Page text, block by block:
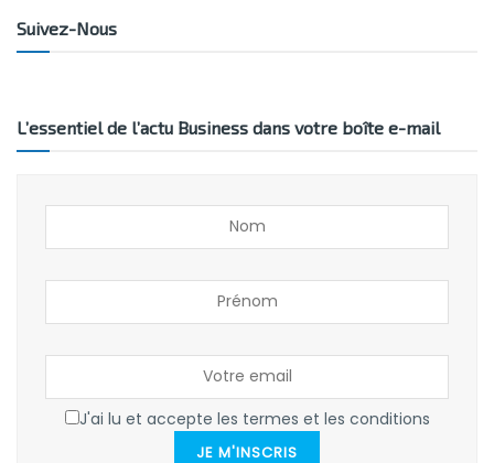
Suivez-Nous
L’essentiel de l’actu Business dans votre boîte e-mail
J'ai lu et accepte les termes et les conditions
JE M'INSCRIS